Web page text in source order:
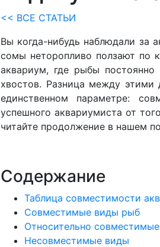
<< ВСЕ СТАТЬИ
Вы когда-нибудь наблюдали за
сомы неторопливо ползают по
аквариум, где рыбы
хвостов. Разница между этими
единственном параметре:
успешного аквариумиста от
читайте продолжение в нашем
Содержание
Таблица совместимости
Совместимые виды рыб
Относительно
Несовместимые виды